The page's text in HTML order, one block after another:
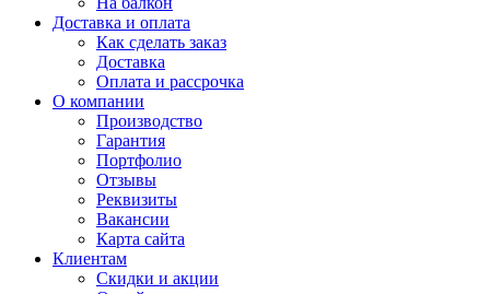
Доставка и оплата
Как сделать заказ
Доставка
Оплата и рассрочка
О компании
Производство
Гарантия
Портфолио
Отзывы
Реквизиты
Вакансии
Карта сайта
Клиентам
Скидки и акции